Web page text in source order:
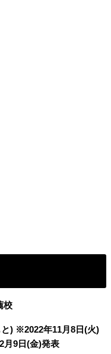
校
) ※2022年11月8日(火)
月9日(金)発表